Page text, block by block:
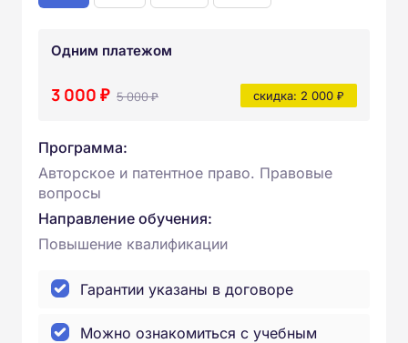
Одним платежом
3 000 ₽ 5 000 ₽ скидка: 2 000 ₽
Программа:
Авторское и патентное право. Правовые
вопросы
Направление обучения:
Повышение квалификации
Гарантии указаны в договоре
Можно ознакомиться с учебным